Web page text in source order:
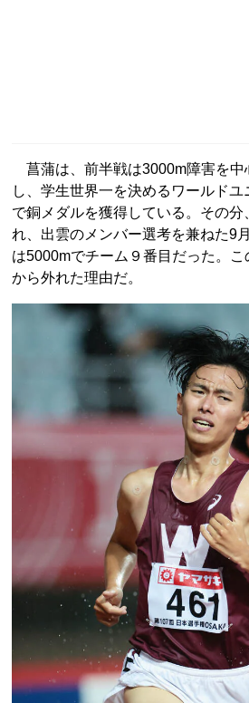
菖蒲は、前半戦は3000m障害を中
し、学生世界一を決めるワールド
で銅メダルを獲得している。その
れ、出雲のメンバー選考を兼ねた9
は5000mでチーム９番目だった。
から外れた理由だ。